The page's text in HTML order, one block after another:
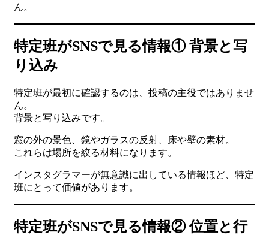
ん。
特定班がSNSで見る情報① 背景と写
り込み
特定班が最初に確認するのは、投稿の主役ではありませ
ん。
背景と写り込みです。
窓の外の景色、鏡やガラスの反射、床や壁の素材。
これらは場所を絞る材料になります。
インスタグラマーが無意識に出している情報ほど、特定
班にとって価値があります。
特定班がSNSで見る情報② 位置と行